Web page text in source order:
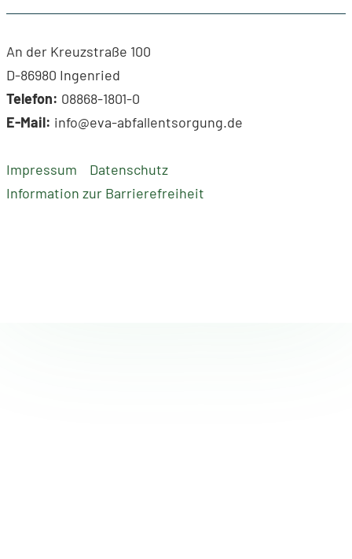
An der Kreuzstraße 100
D-86980 Ingenried
Telefon: 08868-1801-0
E-Mail: info@eva-abfallentsorgung.de
Impressum
Datenschutz
Information zur Barrierefreiheit